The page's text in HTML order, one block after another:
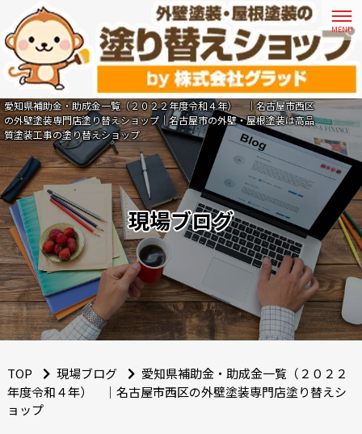
愛知県補助金・助成金一覧（２０２２年度令和４年） ｜名古屋市西区
の外壁塗装専門店塗り替えショップ｜名古屋市の外壁・屋根塗装は高品
質塗装工事の塗り替えショップ
現場ブログ
TOP 現場ブログ
愛知県補助金・助成金一覧（２０２２
年度令和４年） ｜名古屋市西区の外壁塗装専門店塗り替えシ
ョップ